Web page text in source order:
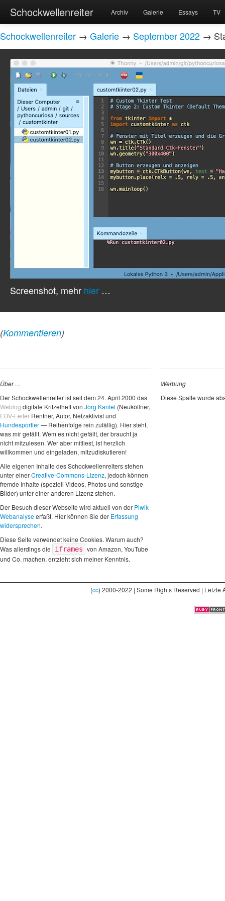
Schockwellenreiter Archiv Galerie Essays TV
Schockwellenreiter → Galerie → September 2022 →
Screenshot, mehr hier …
(Kommentieren)
Über …
Der Schockwellenreiter ist seit dem 24. April 2000 das
Weblogdigitale Kritzelheft von Jörg Kantel (Neuköllner,
EDV-Leiter Rentner, Autor, Netzaktivist und
Hundesportler— Reihenfolge rein zufällig). Hier steht,
was mir gefällt. Wem es nicht gefällt, der braucht ja
nicht mitzulesen. Wer aber mitliest, ist herzlich
willkommen und eingeladen, mitzudiskutieren!
Alle eigenen Inhalte des Schockwellenreiters stehen
unter einerCreative-Commons-Lizenz, jedoch können
fremde Inhalte (speziell Videos, Photos und sonstige
Bilder) unter einer anderen Lizenz stehen.
Der Besuch dieser Webseite wird aktuell von der Piwik
Webanalyseerfaßt. Hier können Sie der Erfassung
widersprechen.
Diese Seite verwendet keine Cookies. Warum auch?
Was allerdings die
iframes von Amazon, YouTube
und Co. machen, entzieht sich meiner Kenntnis.
Werbung
Diese Spalte wurde
(cc) 2000-2022 | Some Rights Reserved |